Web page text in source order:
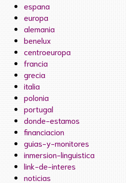
espana
europa
alemania
benelux
centroeuropa
francia
grecia
italia
polonia
portugal
donde-estamos
financiacion
guias-y-monitores
inmersion-linguistica
link-de-interes
noticias